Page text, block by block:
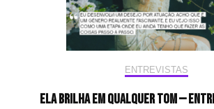
ENTREVISTAS
Ela brilha em qualquer tom —